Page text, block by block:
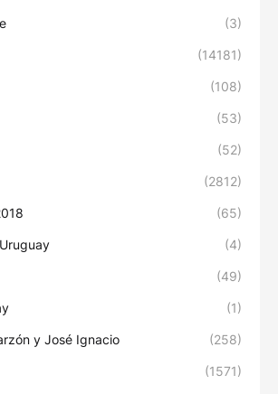
(3)
(14181)
(108)
(53)
(52)
(2812)
(65)
(4)
(49)
(1)
y José Ignacio (258)
(1571)